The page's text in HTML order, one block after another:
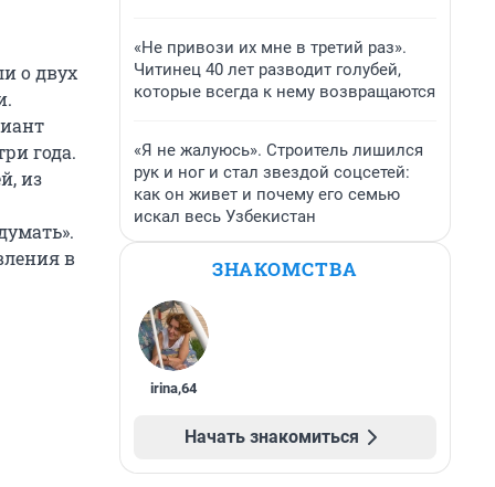
о двух
года.
из
в
«Не привози их мне в третий раз».
Читинец 40 лет разводит голубей,
которые всегда к нему возвращаются
«Я не жалуюсь». Строитель лишился
рук и ног и стал звездой соцсетей:
как он живет и почему его семью
искал весь Узбекистан
ЗНАКОМСТВА
irina,64
Начать знакомиться